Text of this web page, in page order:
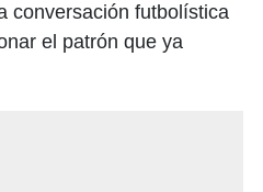
conversación futbolística
el patrón que ya